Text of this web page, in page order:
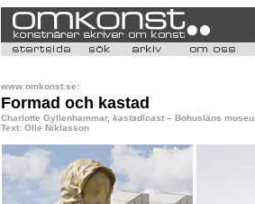
www.omkonst.se:
Formad och kastad
Charlotte Gyllenhammar, kastad/cast– Bohusläns
Text: Olle Niklasson